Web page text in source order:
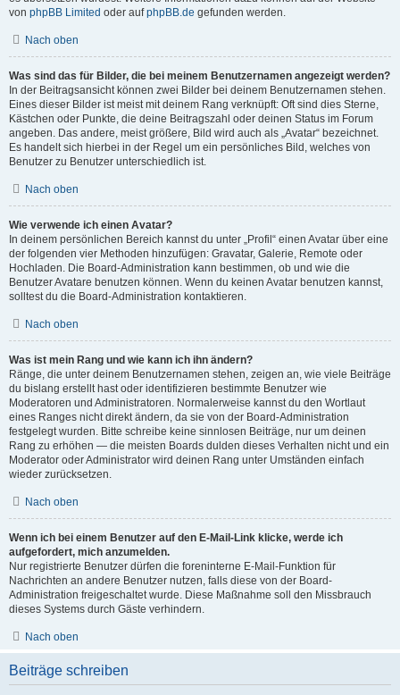
von phpBB Limited oder aufphpBB.de gefunden werden.
Nach oben
Was sind das für Bilder, die bei meinem Benutzernamen angezeigt werden?
In der Beitragsansicht können zwei Bilder bei deinem Benutzernamen stehen.
Eines dieser Bilder ist meist mit deinem Rang verknüpft: Oft sind dies Sterne,
Kästchen oder Punkte, die deine Beitragszahl oder deinen Status im Forum
angeben. Das andere, meist größere, Bild wird auch als „Avatar“ bezeichnet.
Es handelt sich hierbei in der Regel um ein persönliches Bild, welches von
Benutzer zu Benutzer unterschiedlich ist.
Nach oben
Wie verwende ich einen Avatar?
In deinem persönlichen Bereich kannst du unter „Profil“ einen Avatar über eine
der folgenden vier Methoden hinzufügen: Gravatar, Galerie, Remote oder
Hochladen. Die Board-Administration kann bestimmen, ob und wie die
Benutzer Avatare benutzen können. Wenn du keinen Avatar benutzen kannst,
solltest du die Board-Administration kontaktieren.
Nach oben
Was ist mein Rang und wie kann ich ihn ändern?
Ränge, die unter deinem Benutzernamen stehen, zeigen an, wie viele Beiträge
du bislang erstellt hast oder identifizieren bestimmte Benutzer wie
Moderatoren und Administratoren. Normalerweise kannst du den Wortlaut
eines Ranges nicht direkt ändern, da sie von der Board-Administration
festgelegt wurden. Bitte schreibe keine sinnlosen Beiträge, nur um deinen
Rang zu erhöhen — die meisten Boards dulden dieses Verhalten nicht und ein
Moderator oder Administrator wird deinen Rang unter Umständen einfach
wieder zurücksetzen.
Nach oben
Wenn ich bei einem Benutzer auf den E-Mail-Link klicke, werde ich
aufgefordert, mich anzumelden.
Nur registrierte Benutzer dürfen die foreninterne E-Mail-Funktion für
Nachrichten an andere Benutzer nutzen, falls diese von der Board-
Administration freigeschaltet wurde. Diese Maßnahme soll den Missbrauch
dieses Systems durch Gäste verhindern.
Nach oben
Beiträge schreiben